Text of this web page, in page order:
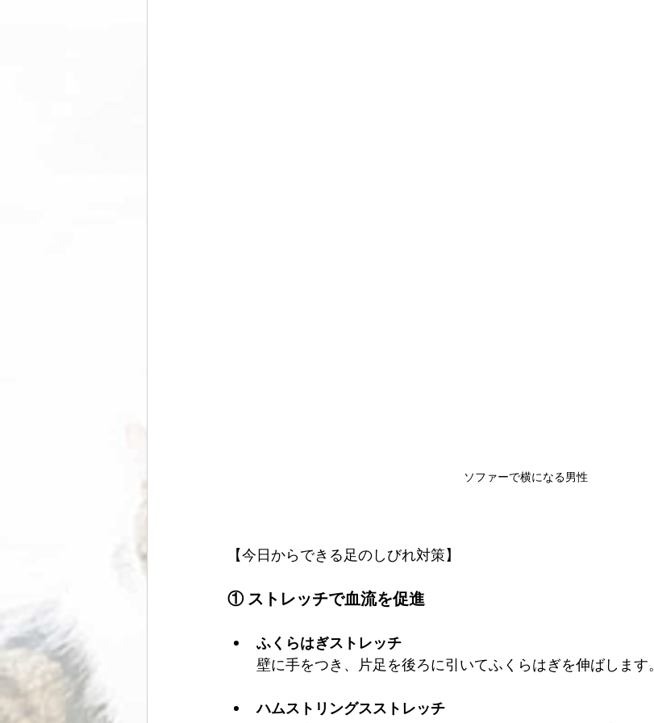
ソファーで横になる男性
【今日からできる足のしびれ対策】
① ストレッチで血流を促進
ふくらはぎストレッチ
壁に手をつき、片足を後ろに引いてふくらはぎを伸ばします。
ハムストリングスストレッチ